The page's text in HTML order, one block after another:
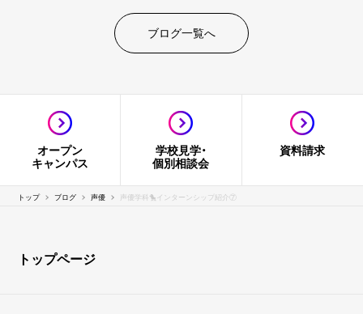
ブログ一覧へ
オープン
キャンパス
学校見学・
個別相談会
資料請求
トップ ブログ 声優 声優学科🐤インターンシップ紹介⑦
トップページ